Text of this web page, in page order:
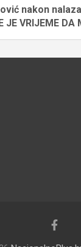
nakon
JE VRIJEME DA